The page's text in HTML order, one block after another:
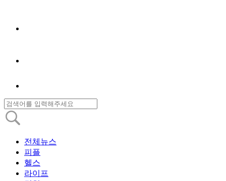
전체뉴스
피플
헬스
라이프